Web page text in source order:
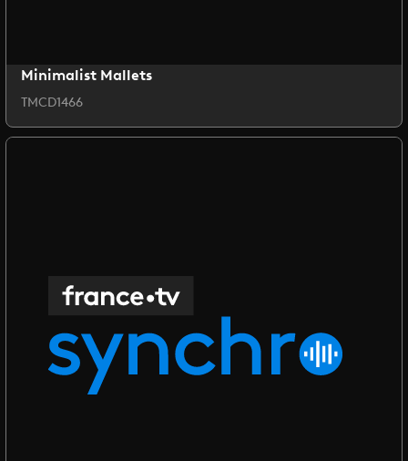
Minimalist Mallets
TMCD1466